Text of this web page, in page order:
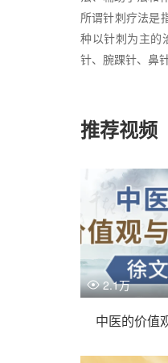
所谓针刺疗法是
种以针刺为主的
针、腕踝针、鼻
推荐视频
2.1万
中医的价值